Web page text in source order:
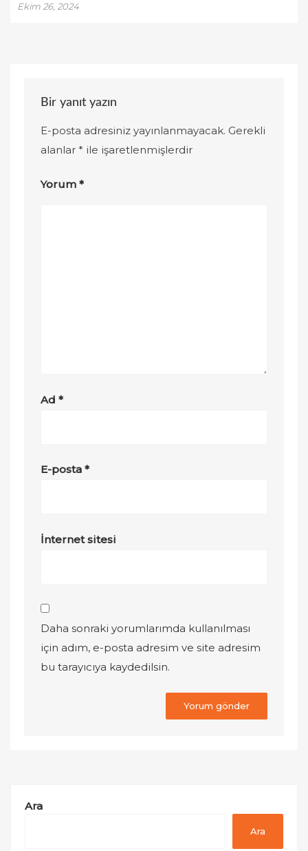
Ekim 26, 2024
Bir yanıt yazın
E-posta adresiniz yayınlanmayacak. Gerekli
alanlar* ile işaretlenmişlerdir
Yorum*
Ad*
E-posta*
İnternet sitesi
Daha sonraki yorumlarımda kullanılması
için adım, e-posta adresim ve site adresim
bu tarayıcıya kaydedilsin.
Ara
Ara